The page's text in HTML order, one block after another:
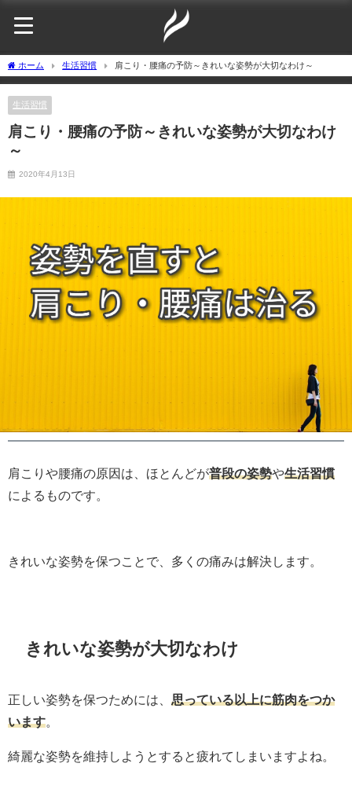
ホーム 生活習慣 肩こり・腰痛の予防～きれいな姿勢が大切なわけ～
生活習慣
肩こり・腰痛の予防～きれいな姿勢が大切なわけ
～
2020年4月13日
肩こりや腰痛の原因は、ほとんどが普段の姿勢や生活習慣
によるものです。
きれいな姿勢を保つことで、多くの痛みは解決します。
きれいな姿勢が大切なわけ
正しい姿勢を保つためには、 思っている以上に筋肉をつか
います
綺麗な姿勢を維持しようとすると疲れてしまいますよね。